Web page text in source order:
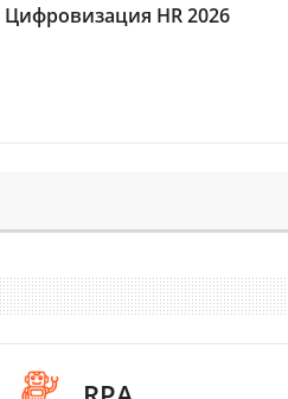
Цифровизация HR 2026